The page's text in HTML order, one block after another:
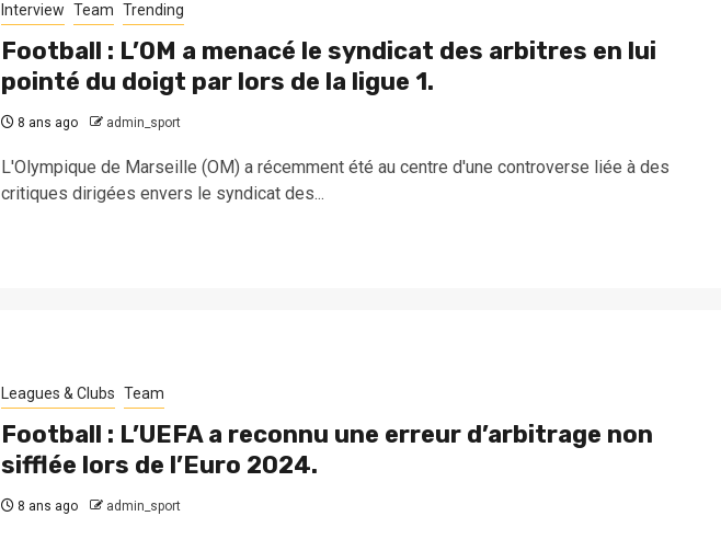
Interview Team Trending
Football : L’OM a menacé le syndicat des arbitres en lui
pointé du doigt par lors de la ligue 1.
8 ans ago admin_sport
L'Olympique de Marseille (OM) a récemment été au centre d'une controverse liée à des
critiques dirigées envers le syndicat des...
Leagues & Clubs Team
Football : L’UEFA a reconnu une erreur d’arbitrage non
sifflée lors de l’Euro 2024.
8 ans ago admin_sport